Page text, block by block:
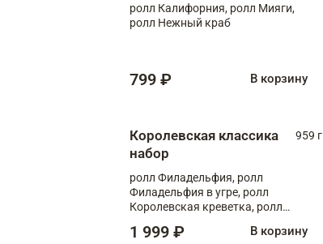
ролл Калифорния, ролл Мияги,
ролл Нежный краб
799 ₽ В корзину
Королевская классика
набор
959 г
ролл Филадельфия, ролл
Филадельфия в угре, ролл
Королевская креветка, ролл
1 999 ₽ В корзину